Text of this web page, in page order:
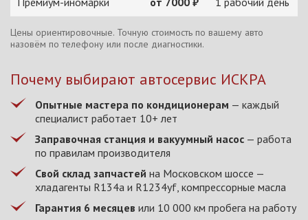
Цены ориентировочные. Точную стоимость по вашему авто
назовём по телефону или после диагностики.
Почему выбирают автосервис ИСКРА
Опытные мастера по кондиционерам — каждый
специалист работает 10+ лет
Заправочная станция и вакуумный насос — работа
по правилам производителя
Свой склад запчастей на Московском шоссе —
хладагенты R134a и R1234yf, компрессорные масла
Гарантия 6 месяцев или 10 000 км пробега на работу